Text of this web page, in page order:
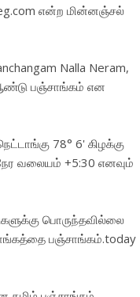
என்ற மின்னஞ்சல்
Nalla Neram,
பஞ்சாங்கம் என
78° 6' கிழக்கு
வலையம் +5:30 எனவும்
பொருந்தவில்லை
பஞ்சாங்கம்.today